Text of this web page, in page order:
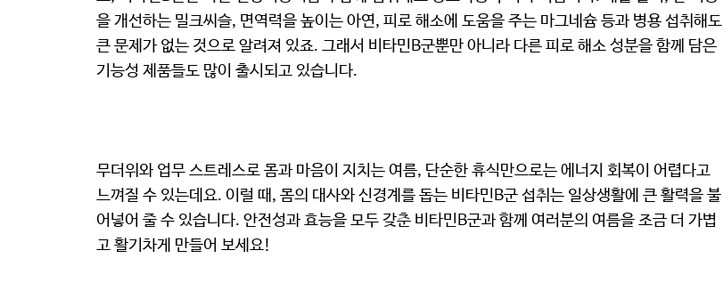
을 개선하는 밀크씨슬, 면역력을 높이는 아연, 피로 해소에 도움을 주는 마그네슘 등과 병용 섭취해도
큰 문제가 없는 것으로 알려져 있죠. 그래서 비타민B군뿐만 아니라 다른 피로 해소 성분을 함께 담은
기능성 제품들도 많이 출시되고 있습니다.
무더위와 업무 스트레스로 몸과 마음이 지치는 여름, 단순한 휴식만으로는 에너지 회복이 어렵다고
느껴질 수 있는데요. 이럴 때, 몸의 대사와 신경계를 돕는 비타민B군 섭취는 일상생활에 큰 활력을 불
어넣어 줄 수 있습니다. 안전성과 효능을 모두 갖춘 비타민B군과 함께 여러분의 여름을 조금 더 가볍
고 활기차게 만들어 보세요!